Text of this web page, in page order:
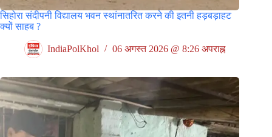
सिहोरा संदीपनी विद्यालय भवन स्थांनातरित करने की इतनी हड़बड़ाहट
क्यों साहब ?
IndiaPolKhol 06 अगस्त 2026 @ 8:26 अपराह्न